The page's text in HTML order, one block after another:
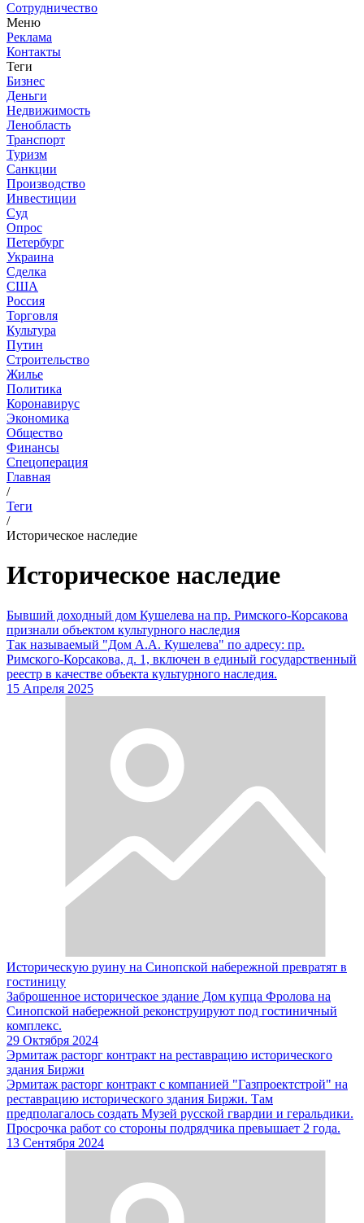
Сотрудничество
Меню
Реклама
Контакты
Теги
Бизнес
Деньги
Недвижимость
Ленобласть
Транспорт
Туризм
Санкции
Производство
Инвестиции
Суд
Опрос
Петербург
Украина
Сделка
США
Россия
Торговля
Культура
Путин
Строительство
Жилье
Политика
Коронавирус
Экономика
Общество
Финансы
Спецоперация
Главная
/
Теги
/
Историческое наследие
Историческое наследие
Бывший доходный дом Кушелева на пр. Римского-Корсакова
признали объектом культурного наследия
Так называемый "Дом А.А. Кушелева" по адресу: пр.
Римского-Корсакова, д. 1, включен в единый государственный
реестр в качестве объекта культурного наследия.
15 Апреля 2025
Историческую руину на Синопской набережной превратят в
гостиницу
Заброшенное историческое здание Дом купца Фролова на
Синопской набережной реконструируют под гостиничный
комплекс.
29 Октября 2024
Эрмитаж расторг контракт на реставрацию исторического
здания Биржи
Эрмитаж расторг контракт с компанией "Газпроектстрой" на
реставрацию исторического здания Биржи. Там
предполагалось создать Музей русской гвардии и геральдики.
Просрочка работ со стороны подрядчика превышает 2 года.
13 Сентября 2024